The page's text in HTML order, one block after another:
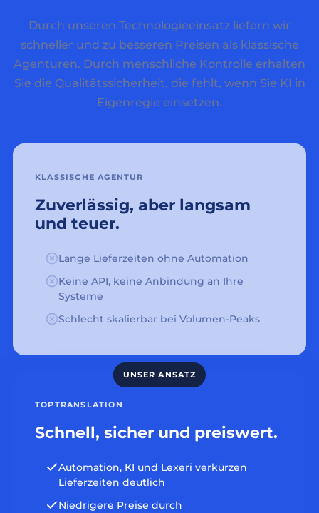
Durch unseren Technologieeinsatz liefern wir
schneller und zu besseren Preisen als klassische
Agenturen. Durch menschliche Kontrolle erhalten
Sie die Qualitätssicherheit, die fehlt, wenn Sie KI in
Eigenregie einsetzen.
KLASSISCHE AGENTUR
Zuverlässig, aber langsam
und teuer.
Lange Lieferzeiten ohne Automation
Keine API, keine Anbindung an Ihre
Systeme
Schlecht skalierbar bei Volumen-Peaks
TOPTRANSLATION
Schnell, sicher und preiswert.
Automation, KI und Lexeri verkürzen
Lieferzeiten deutlich
Niedrigere Preise durch